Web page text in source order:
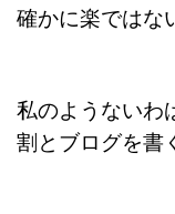
確かに楽ではな
私のようないわ
割とブログを書